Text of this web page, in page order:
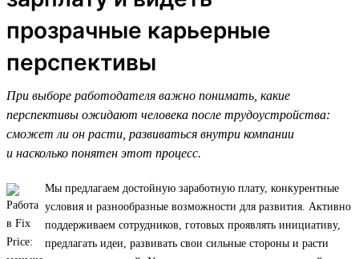
прозрачные карьерные
перспективы
При выборе работодателя важно понимать, какие
перспективы ожидают человека после трудоустройства:
сможет ли он расти, развиваться внутри компании
и насколько понятен этот процесс.
Мы предлагаем достойную заработную плату, конкурентные
условия и разнообразные возможности для развития. Активно
поддерживаем сотрудников, готовых проявлять инициативу,
предлагать идеи, развивать свои сильные стороны и расти